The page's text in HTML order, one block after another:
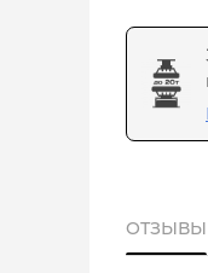
ОТЗЫВЫ